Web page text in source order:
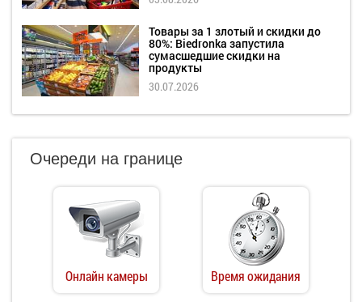
Товары за 1 злотый и скидки до
80%: Biedronka запустила
сумасшедшие скидки на
продукты
30.07.2026
Очереди на границе
Онлайн камеры Время ожидания